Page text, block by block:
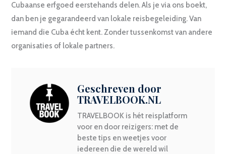
Cubaanse erfgoed eerstehands delen. Als je via ons boekt,
dan ben je gegarandeerd van lokale reisbegeleiding. Van
iemand die Cuba écht kent. Zonder tussenkomst van andere
organisaties of lokale partners.
Geschreven door
TRAVELBOOK.NL
TRAVELBOOK is hét reisplatform
voor en door reizigers: met de
beste tips en weetjes voor
iedereen die de wereld wil